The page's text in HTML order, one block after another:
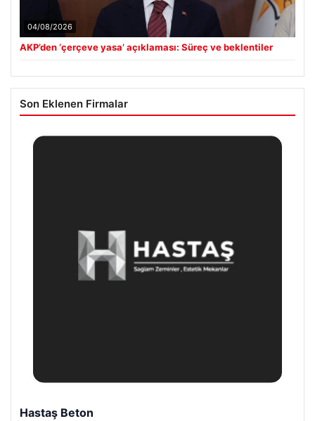
04/08/2026
AKP’den ‘çerçeve yasa’ açıklaması: Süreç ve beklentiler
Son Eklenen Firmalar
Hastaş Beton